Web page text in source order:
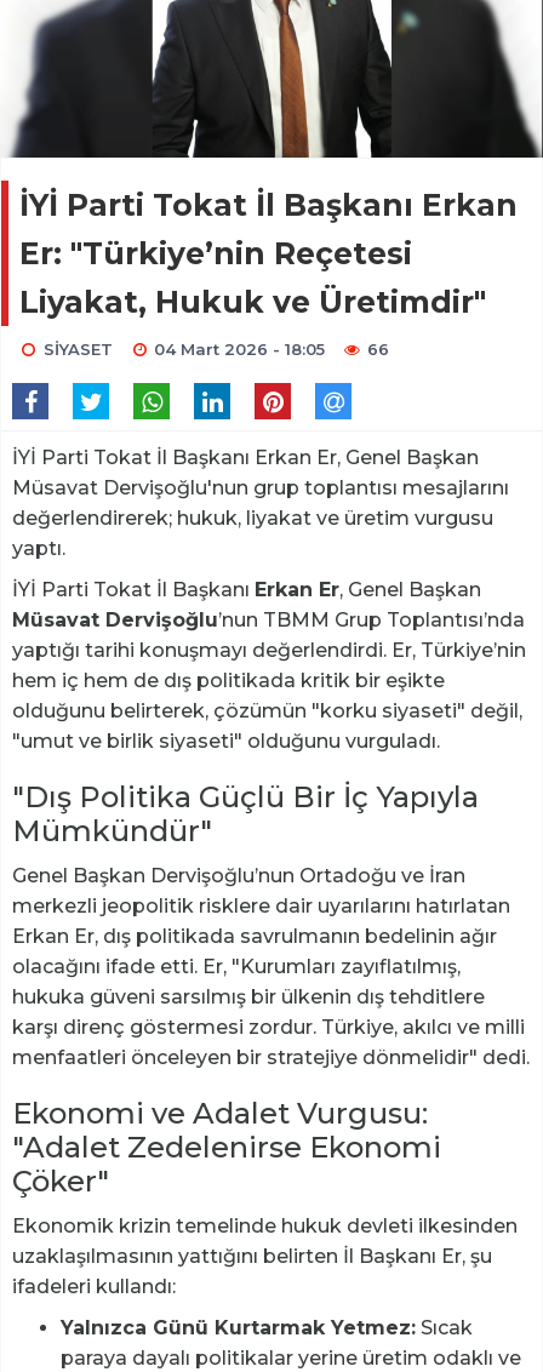
İYİ Parti Tokat İl Başkanı Erkan
Er: "Türkiye’nin Reçetesi
Liyakat, Hukuk ve Üretimdir"
SİYASET 04 Mart 2026 - 18:05 66
İYİ Parti Tokat İl Başkanı Erkan Er, Genel Başkan
Müsavat Dervişoğlu'nun grup toplantısı mesajlarını
değerlendirerek; hukuk, liyakat ve üretim vurgusu
yaptı.
İYİ Parti Tokat İl Başkanı Erkan Er, Genel Başkan
Müsavat Dervişoğlu’nun TBMM Grup Toplantısı’nda
yaptığı tarihi konuşmayı değerlendirdi. Er, Türkiye’nin
hem iç hem de dış politikada kritik bir eşikte
olduğunu belirterek, çözümün "korku siyaseti" değil,
"umut ve birlik siyaseti" olduğunu vurguladı.
"Dış Politika Güçlü Bir İç Yapıyla
Mümkündür"
Genel Başkan Dervişoğlu’nun Ortadoğu ve İran
merkezli jeopolitik risklere dair uyarılarını hatırlatan
Erkan Er, dış politikada savrulmanın bedelinin ağır
olacağını ifade etti. Er, "Kurumları zayıflatılmış,
hukuka güveni sarsılmış bir ülkenin dış tehditlere
karşı direnç göstermesi zordur. Türkiye, akılcı ve milli
menfaatleri önceleyen bir stratejiye dönmelidir" dedi.
Ekonomi ve Adalet Vurgusu:
"Adalet Zedelenirse Ekonomi
Çöker"
Ekonomik krizin temelinde hukuk devleti ilkesinden
uzaklaşılmasının yattığını belirten İl Başkanı Er, şu
ifadeleri kullandı:
Yalnızca Günü Kurtarmak Yetmez: Sıcak
paraya dayalı politikalar yerine üretim odaklı ve